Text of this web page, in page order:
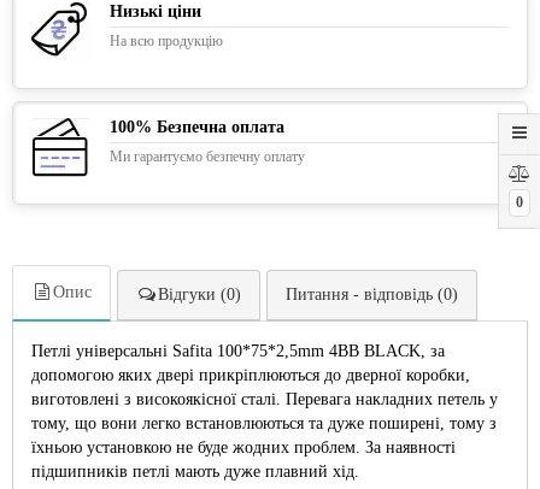
0
Низькі ціни
На всю продукцію
100% Безпечна оплата
Ми гарантуємо безпечну оплату
Опис Відгуки (0) Питання - відповідь (0)
Петлі універсальні Safita 100*75*2,5mm 4BB BLACK, за
допомогою яких двері прикріплюються до дверної коробки,
виготовлені з високоякісної сталі. Перевага накладних петель у
тому, що вони легко встановлюються та дуже поширені, тому з
їхньою установкою не буде жодних проблем. За наявності
підшипників петлі мають дуже плавний хід.